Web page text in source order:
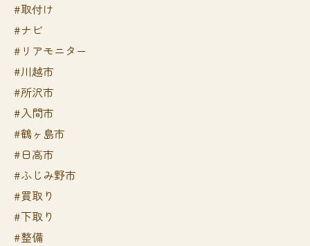
#取付け
#ナビ
#リアモニター
#川越市
#所沢市
#入間市
#鶴ヶ島市
#日高市
#ふじみ野市
#買取り
#下取り
#整備